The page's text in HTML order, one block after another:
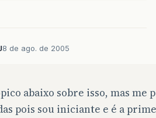
8 de ago. de 2005
abaixo sobre isso, mas me
pois sou iniciante e é a